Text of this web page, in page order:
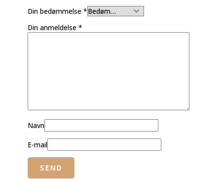
Din bedømmelse*
Din anmeldelse*
Navn
E-mail